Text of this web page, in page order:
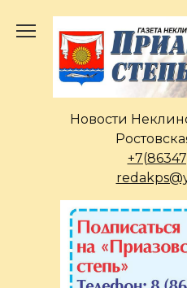
содержанию
Новости